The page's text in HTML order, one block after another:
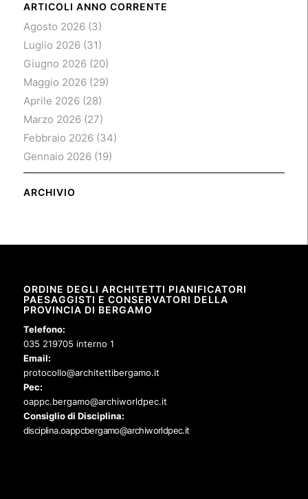
ARTICOLI ANNO CORRENTE
Agosto 2026(3)
Luglio 2026(31)
Giugno 2026(20)
Maggio 2026(29)
Aprile 2026(28)
Marzo 2026(27)
Febbraio 2026(34)
Gennaio 2026(19)
ARCHIVIO
ORDINE DEGLI ARCHITETTI PIANIFICATORI
PAESAGGISTI E CONSERVATORI DELLA
PROVINCIA DI BERGAMO
Telefono:
035 219705 interno 1
Email:
protocollo@architettibergamo.it
Pec:
oappc.bergamo@archiworldpec.it
Consiglio di Disciplina:
disciplina.oappcbergamo@archiworldpec.it